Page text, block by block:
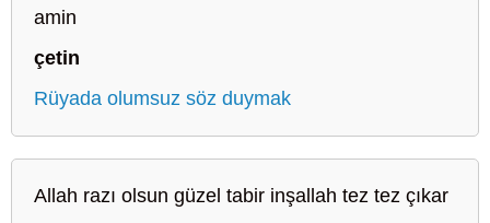
amin
çetin
Rüyada olumsuz söz duymak
Allah razı olsun güzel tabir inşallah tez tez çıkar